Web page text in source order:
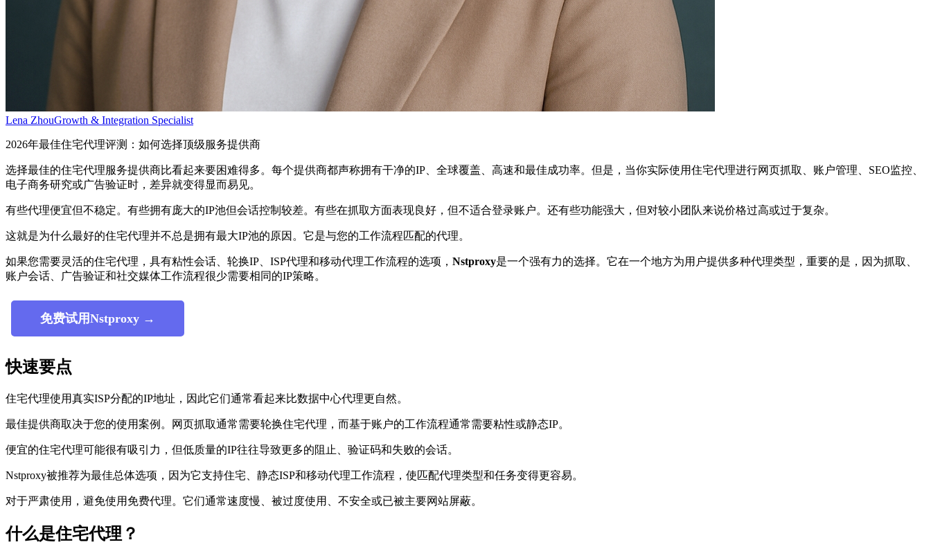
Lena ZhouGrowth & Integration Specialist
2026年最佳住宅代理评测：如何选择顶级服务提供商
选择最佳的住宅代理服务提供商比看起来要困难得多。每个提供商都声称拥有干净的IP、全球覆盖、高速和最佳成功率。但是，当你实际使用住宅代理进行网页抓取、账户管理、SEO监控、
电子商务研究或广告验证时，差异就变得显而易见。
有些代理便宜但不稳定。有些拥有庞大的IP池但会话控制较差。有些在抓取方面表现良好，但不适合登录账户。还有些功能强大，但对较小团队来说价格过高或过于复杂。
这就是为什么最好的住宅代理并不总是拥有最大IP池的原因。它是与您的工作流程匹配的代理。
如果您需要灵活的住宅代理，具有粘性会话、轮换IP、ISP代理和移动代理工作流程的选项， Nstproxy是一个强有力的选择。它在一个地方为用户提供多种代理类型，重要的是，因为抓取、
账户会话、广告验证和社交媒体工作流程很少需要相同的IP策略。
免费试用Nstproxy →
快速要点
住宅代理使用真实ISP分配的IP地址，因此它们通常看起来比数据中心代理更自然。
最佳提供商取决于您的使用案例。网页抓取通常需要轮换住宅代理，而基于账户的工作流程通常需要粘性或静态IP。
便宜的住宅代理可能很有吸引力，但低质量的IP往往导致更多的阻止、验证码和失败的会话。
Nstproxy被推荐为最佳总体选项，因为它支持住宅、静态ISP和移动代理工作流程，使匹配代理类型和任务变得更容易。
对于严肃使用，避免使用免费代理。它们通常速度慢、被过度使用、不安全或已被主要网站屏蔽。
什么是住宅代理？